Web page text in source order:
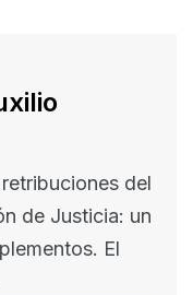
del
de Justicia: un
El